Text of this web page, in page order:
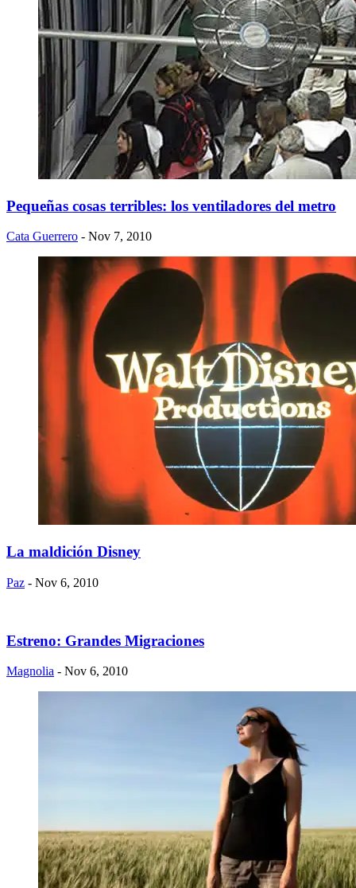
Pequeñas cosas terribles: los ventiladores del metro
Cata Guerrero - Nov 7, 2010
La maldición Disney
Paz - Nov 6, 2010
Estreno: Grandes Migraciones
Magnolia - Nov 6, 2010